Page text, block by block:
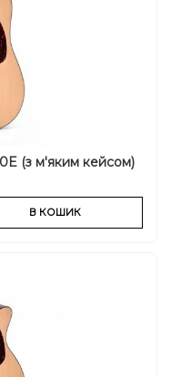
(з м'яким кейсом)
В КОШИК